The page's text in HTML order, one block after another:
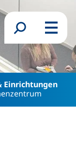
Inhalt
Suchformular
Menü
Einrichtungen